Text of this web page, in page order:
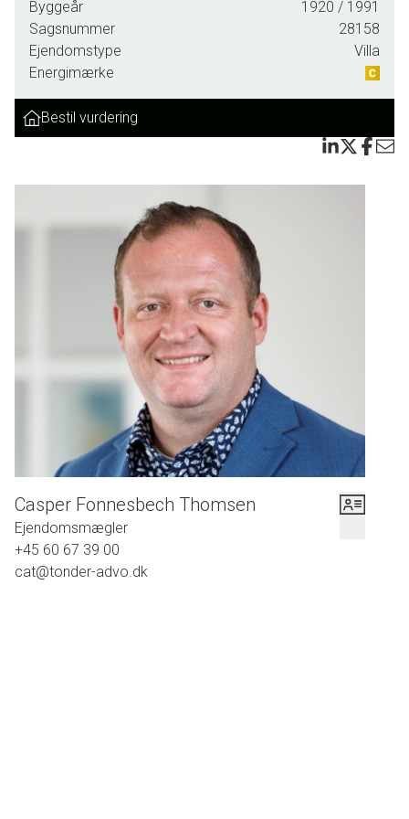
Byggeår
1920 / 1991
Sagsnummer
28158
Ejendomstype
Villa
Energimærke
Bestil vurdering
Casper Fonnesbech Thomsen
Ejendomsmægler
+45 60 67 39 00
cat@tonder-advo.dk